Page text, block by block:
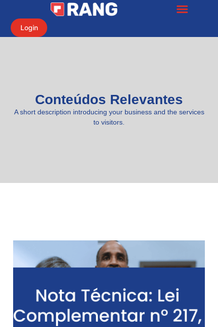
Login
Conteúdos Relevantes
A short description introducing your business and the services
to visitors.